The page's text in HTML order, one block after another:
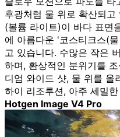
후광처럼 물 위로 확산되
(볼륨 라이트)이 바다 표면
에 아름다운 '코스티크스(
고 있습니다. 수많은 작은
하며, 환상적인 분위기를
디엄 와이드 샷, 물 위를 올
하이 리조루션, 아주 세밀
Hotgen Image V4 Pro